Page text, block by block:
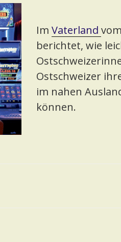
ImVaterland
berichtet, wie
Ostschweizer
im nahen
können.